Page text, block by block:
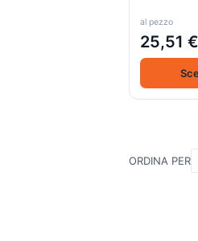
al pezzo
25,51 €
ORDINA PER